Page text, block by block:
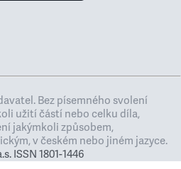
Bez písemného svolení
užití částí nebo celku díla,
jakýmkoli způsobem,
v českém nebo jiném jazyce.
ISSN 1801-1446